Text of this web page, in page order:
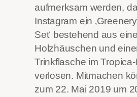
aufmerksam werden,
Instagram ein
Set‘ bestehend aus
Holzhäuschen und
Trinkflasche im
verlosen. Mitmachen
zum 22. Mai 2019 um